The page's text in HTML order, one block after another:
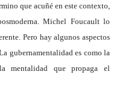
que acuñé en este contexto,
Michel Foucault lo
Pero hay algunos aspectos
gubernamentalidad es como la
mentalidad que propaga el